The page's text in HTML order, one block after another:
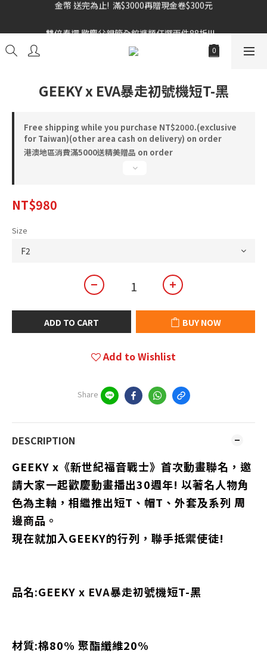
GEEKY x EVA暴走初號機短T-黑
Free shipping while you purchase NT$2000.(exclusive
for Taiwan)(other area cash on delivery) on order
港澳地區消費滿5000送精美贈品 on order
NT$980
Size
ADD TO CART BUY NOW
Add to Wishlist
Share
DESCRIPTION
GEEKY x《新世紀福音戰士》首次動畫聯名，邀
請大家一起歡慶動畫播出30週年! 以著名人物角
色為主軸，相繼推出短T、帽T、外套及系列 周
邊商品。
現在就加入GEEKY的行列，聯手抵禦使徒!
品名:GEEKY x EVA暴走初號機短T-黑
材質:棉80% 聚酯纖維20%